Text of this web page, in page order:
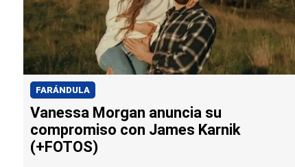
FARÁNDULA
Vanessa Morgan anuncia su
compromiso con James Karnik
(+FOTOS)